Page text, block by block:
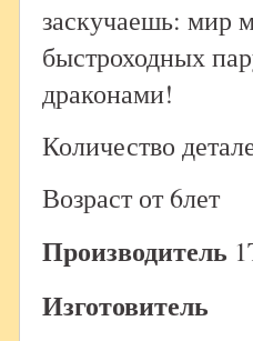
заскучаешь: мир
быстроходных
драконами!
Количество
Возраст от 6лет
Производитель
Изготовитель